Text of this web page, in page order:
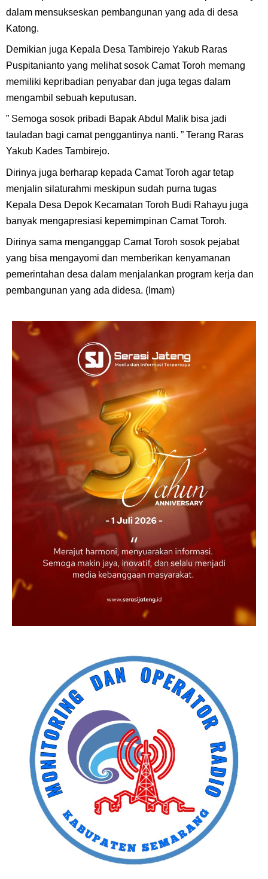
dalam mensukseskan pembangunan yang ada di desa
Katong.
Demikian juga Kepala Desa Tambirejo Yakub Raras
Puspitanianto yang melihat sosok Camat Toroh memang
memiliki kepribadian penyabar dan juga tegas dalam
mengambil sebuah keputusan.
” Semoga sosok pribadi Bapak Abdul Malik bisa jadi
tauladan bagi camat penggantinya nanti. ” Terang Raras
Yakub Kades Tambirejo.
Dirinya juga berharap kepada Camat Toroh agar tetap
menjalin silaturahmi meskipun sudah purna tugas
Kepala Desa Depok Kecamatan Toroh Budi Rahayu juga
banyak mengapresiasi kepemimpinan Camat Toroh.
Dirinya sama menganggap Camat Toroh sosok pejabat
yang bisa mengayomi dan memberikan kenyamanan
pemerintahan desa dalam menjalankan program kerja dan
pembangunan yang ada didesa. (Imam)